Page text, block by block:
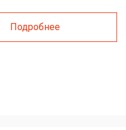
Подробнее